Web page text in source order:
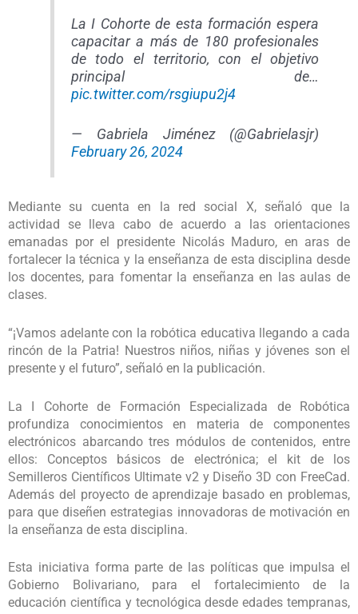
La I Cohorte de esta formación espera
capacitar a más de 180 profesionales
de todo el territorio, con el objetivo
principal de…
pic.twitter.com/rsgiupu2j4
— Gabriela Jiménez (@Gabrielasjr)
February 26, 2024
Mediante su cuenta en la red social X, señaló que la
actividad se lleva cabo de acuerdo a las orientaciones
emanadas por el presidente Nicolás Maduro, en aras de
fortalecer la técnica y la enseñanza de esta disciplina desde
los docentes, para fomentar la enseñanza en las aulas de
clases.
“¡Vamos adelante con la robótica educativa llegando a cada
rincón de la Patria! Nuestros niños, niñas y jóvenes son el
presente y el futuro”, señaló en la publicación.
La I Cohorte de Formación Especializada de Robótica
profundiza conocimientos en materia de componentes
electrónicos abarcando tres módulos de contenidos, entre
ellos: Conceptos básicos de electrónica; el kit de los
Semilleros Científicos Ultimate v2 y Diseño 3D con FreeCad.
Además del proyecto de aprendizaje basado en problemas,
para que diseñen estrategias innovadoras de motivación en
la enseñanza de esta disciplina.
Esta iniciativa forma parte de las políticas que impulsa el
Gobierno Bolivariano, para el fortalecimiento de la
educación científica y tecnológica desde edades tempranas,